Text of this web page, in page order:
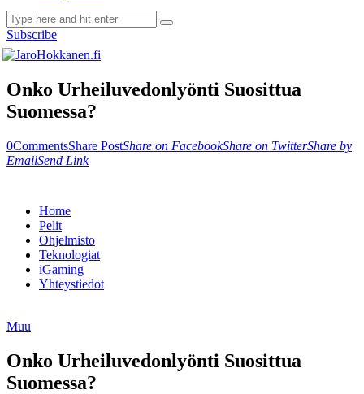
Subscribe
Onko Urheiluvedonlyönti Suosittua
Suomessa?
0CommentsShare PostShare on FacebookShare on TwitterShare by
EmailSend Link
Home
Pelit
Ohjelmisto
Teknologiat
iGaming
Yhteystiedot
Muu
Onko Urheiluvedonlyönti Suosittua
Suomessa?